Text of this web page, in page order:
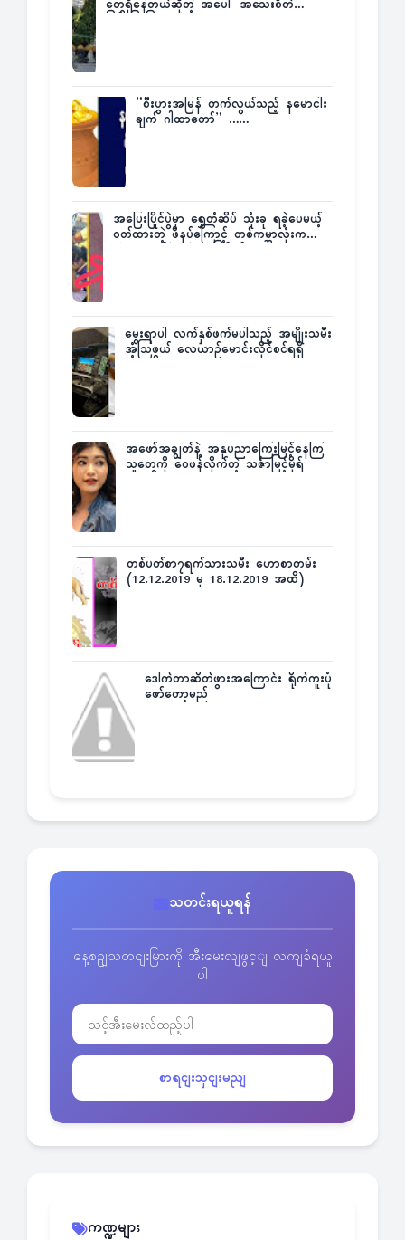
တွေရှိနေတယ်ဆိုတဲ့ အပေါ် အသေးစိတ်
”စီးပွားအမြန် တက်လွယ်သည့် နမောငါး
ချက် ဂါထာတော်” ……
အပြေးပြိုင်ပွဲမှာ ရွှေတံဆိပ် သုံးခု ရခဲ့ပေမယ့်
ဝတ်ထားတဲ့ ဖိနပ်ကြောင့် တစ်ကမ္ဘာလုံးက
မွေးရာပါ လက်နှစ်ဖက်မပါသည့် အမျိုးသမီး
အံ့သြဖွယ် လေယာဉ်မောင်းလိုင်စင်ရရှိ
အဖော်အချွတ်နဲ့ အနုပညာကြေးမြင့်နေကြ
သူတွေကို ဝေဖန်လိုက်တဲ့ သင်္ဇာမြင့်မိုရ်
တစ်ပတ်စာ၇ရက်သားသမီး ဟောစာတမ်း
(12.12.2019 မှ 18.12.2019 အထိ)
ဒေါက်တာဆိတ်ဖွားအကြောင်း ရိုက်ကူးပုံ
ဖော်တော့မည်
သတင်းရယူရန်
နေ့စဥျသတငျးမြားကို အီးမေးလျဖွင့ျ လကျခံရယူ
ပါ
စာရငျးသှငျးမညျ
ကဏ္ဍများ